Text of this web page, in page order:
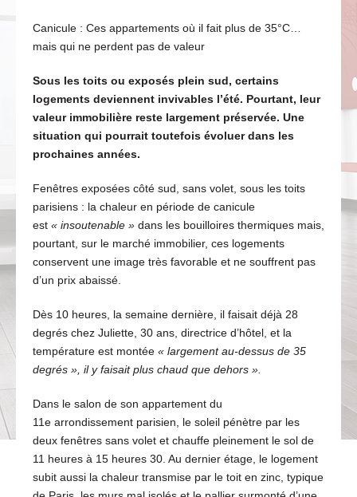
Canicule : Ces appartements où il fait plus de 35°C…
mais qui ne perdent pas de valeur
Sous les toits ou exposés plein sud, certains
logements deviennent invivables l’été. Pourtant, leur
valeur immobilière reste largement préservée. Une
situation qui pourrait toutefois évoluer dans les
prochaines années.
Fenêtres exposées côté sud, sans volet, sous les toits
parisiens : la chaleur en période de canicule
est « insoutenable » dans les bouilloires thermiques mais,
pourtant, sur le marché immobilier, ces logements
conservent une image très favorable et ne souffrent pas
d’un prix abaissé.
Dès 10 heures, la semaine dernière, il faisait déjà 28
degrés chez Juliette, 30 ans, directrice d’hôtel, et la
température est montée « largement au-dessus de 35
degrés », il y faisait plus chaud que dehors ».
Dans le salon de son appartement du
11e arrondissement parisien, le soleil pénètre par les
deux fenêtres sans volet et chauffe pleinement le sol de
11 heures à 15 heures 30. Au dernier étage, le logement
subit aussi la chaleur transmise par le toit en zinc, typique